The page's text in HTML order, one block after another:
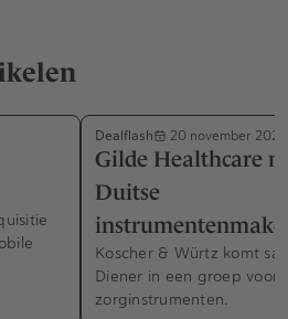
Dealflash 20 november 2023
Gilde Healthcare
Duitse
Koscher & Würtz komt
Diener in een groep voor
zorginstrumenten.